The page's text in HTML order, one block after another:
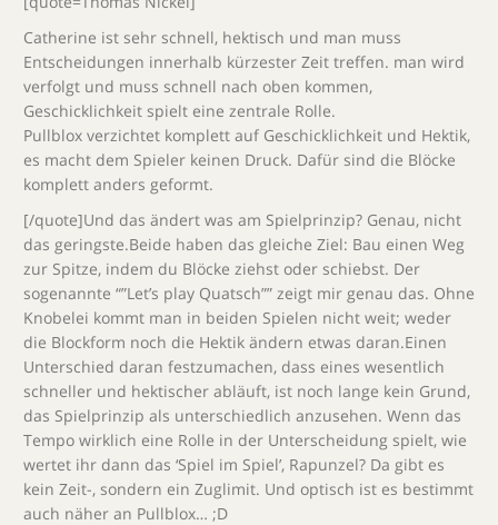
Catherine ist sehr schnell, hektisch und man muss
Entscheidungen innerhalb kürzester Zeit treffen. man wird
verfolgt und muss schnell nach oben kommen,
Geschicklichkeit spielt eine zentrale Rolle.
Pullblox verzichtet komplett auf Geschicklichkeit und Hektik,
es macht dem Spieler keinen Druck. Dafür sind die Blöcke
komplett anders geformt.
[/quote]Und das ändert was am Spielprinzip? Genau, nicht
das geringste.Beide haben das gleiche Ziel: Bau einen Weg
zur Spitze, indem du Blöcke ziehst oder schiebst. Der
sogenannte “”Let’s play Quatsch”” zeigt mir genau das. Ohne
Knobelei kommt man in beiden Spielen nicht weit; weder
die Blockform noch die Hektik ändern etwas daran.Einen
Unterschied daran festzumachen, dass eines wesentlich
schneller und hektischer abläuft, ist noch lange kein Grund,
das Spielprinzip als unterschiedlich anzusehen. Wenn das
Tempo wirklich eine Rolle in der Unterscheidung spielt, wie
wertet ihr dann das ‘Spiel im Spiel’, Rapunzel? Da gibt es
kein Zeit-, sondern ein Zuglimit. Und optisch ist es bestimmt
auch näher an Pullblox… ;D